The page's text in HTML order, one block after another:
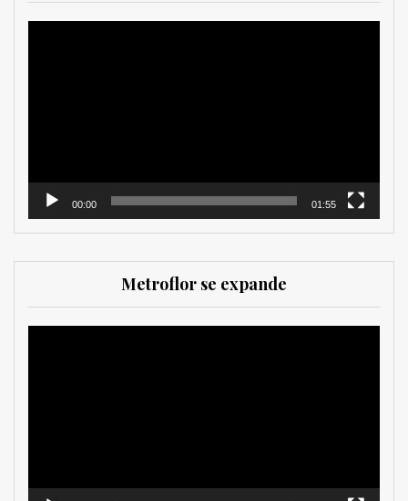
00:00 01:55
Metroflor se expande